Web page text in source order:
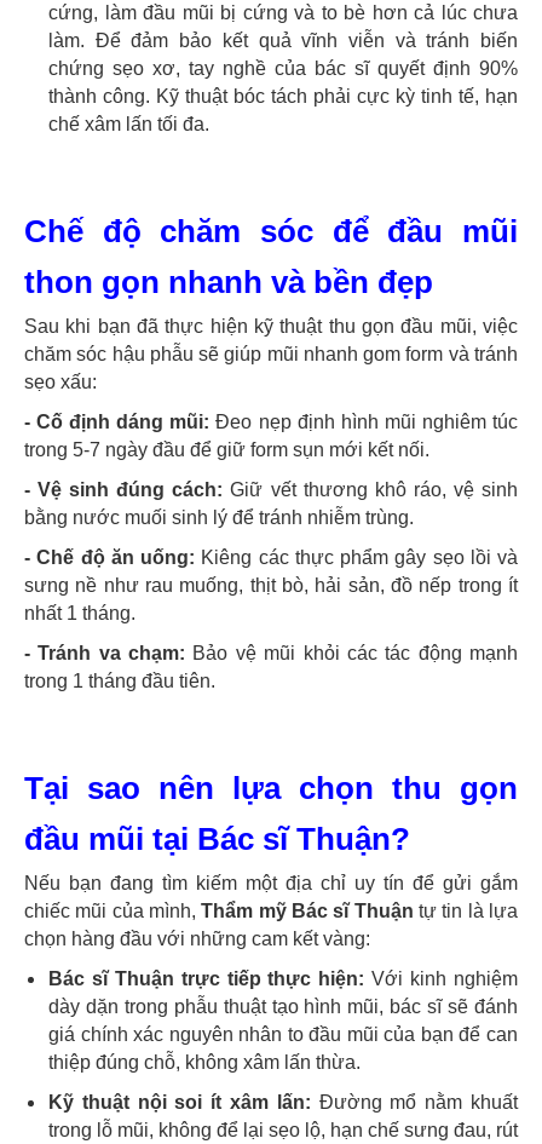
cứng, làm đầu mũi bị cứng và to bè hơn cả lúc chưa
làm. Để đảm bảo kết quả vĩnh viễn và tránh biến
chứng sẹo xơ, tay nghề của bác sĩ quyết định 90%
thành công. Kỹ thuật bóc tách phải cực kỳ tinh tế, hạn
chế xâm lấn tối đa.
Chế độ chăm sóc để đầu mũi
thon gọn nhanh và bền đẹp
Sau khi bạn đã thực hiện kỹ thuật thu gọn đầu mũi, việc
chăm sóc hậu phẫu sẽ giúp mũi nhanh gom form và tránh
sẹo xấu:
- Cố định dáng mũi: Đeo nẹp định hình mũi nghiêm túc
trong 5-7 ngày đầu để giữ form sụn mới kết nối.
- Vệ sinh đúng cách: Giữ vết thương khô ráo, vệ sinh
bằng nước muối sinh lý để tránh nhiễm trùng.
- Chế độ ăn uống: Kiêng các thực phẩm gây sẹo lồi và
sưng nề như rau muống, thịt bò, hải sản, đồ nếp trong ít
nhất 1 tháng.
- Tránh va chạm: Bảo vệ mũi khỏi các tác động mạnh
trong 1 tháng đầu tiên.
Tại sao nên lựa chọn thu gọn
đầu mũi tại Bác sĩ Thuận?
Nếu bạn đang tìm kiếm một địa chỉ uy tín để gửi gắm
chiếc mũi của mình,Thẩm mỹ Bác sĩ Thuận tự tin là lựa
chọn hàng đầu với những cam kết vàng:
Bác sĩ Thuận trực tiếp thực hiện: Với kinh nghiệm
dày dặn trong phẫu thuật tạo hình mũi, bác sĩ sẽ đánh
giá chính xác nguyên nhân to đầu mũi của bạn để can
thiệp đúng chỗ, không xâm lấn thừa.
Kỹ thuật nội soi ít xâm lấn: Đường mổ nằm khuất
trong lỗ mũi, không để lại sẹo lộ, hạn chế sưng đau, rút